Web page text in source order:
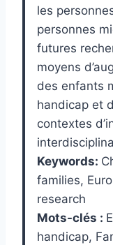
les
personnes
futures
moyens
des enfants
handicap et
contextes
Keywords:
families,
research
Mots-clés :
handicap,